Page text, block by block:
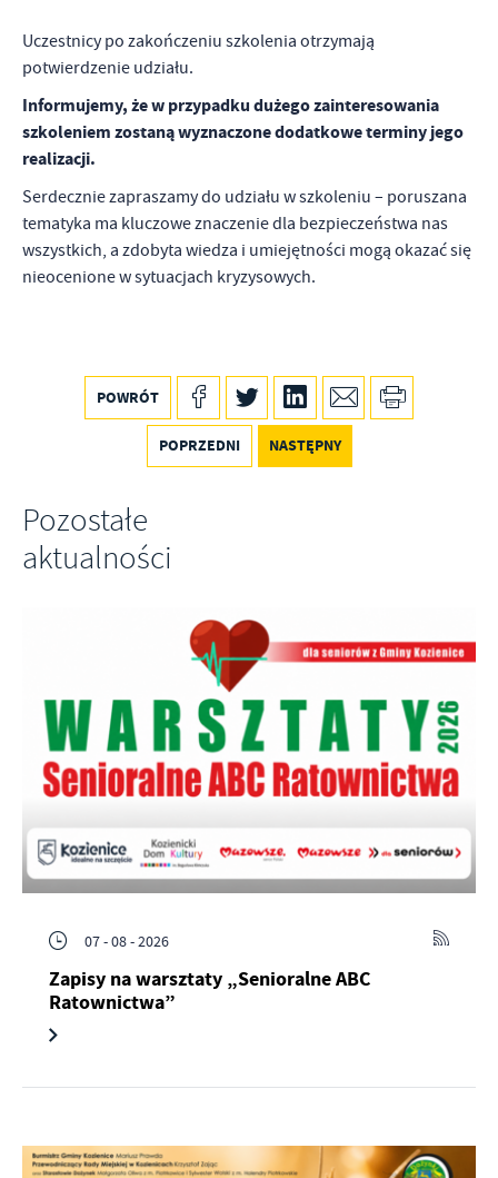
Uczestnicy po zakończeniu szkolenia otrzymają
potwierdzenie udziału.
Informujemy, że w przypadku dużego zainteresowania
szkoleniem zostaną wyznaczone dodatkowe terminy jego
realizacji.
Serdecznie zapraszamy do udziału w szkoleniu – poruszana
tematyka ma kluczowe znaczenie dla bezpieczeństwa nas
wszystkich, a zdobyta wiedza i umiejętności mogą okazać się
nieocenione w sytuacjach kryzysowych.
POWRÓT
POPRZEDNI NASTĘPNY
Pozostałe
aktualności
07 - 08 - 2026
Zapisy na warsztaty „Senioralne ABC
Ratownictwa”